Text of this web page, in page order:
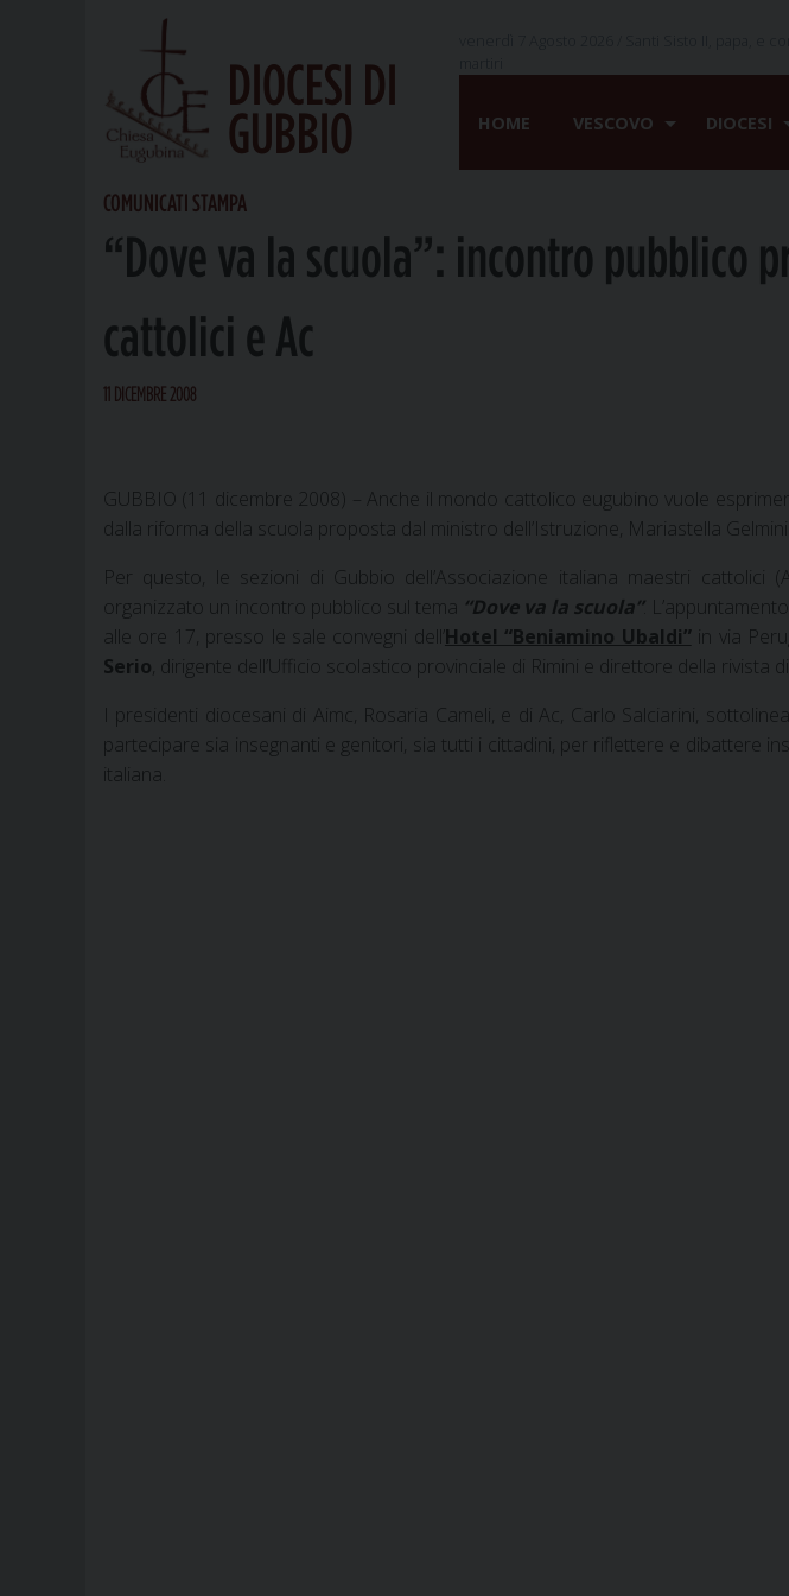
DIOCESI DI
GUBBIO
HOME VESCOVO DIOCESI
COMUNICATI STAMPA
“Dove va la scuola”: incontro pubblico
cattolici e Ac
11 DICEMBRE 2008
GUBBIO (11 dicembre 2008) – Anche il mondo cattolico eugubino vuole
dalla riforma della scuola proposta dal ministro dell’Istruzione, Mariastella Gelmini.
Per questo, le sezioni di Gubbio dell’Associazione italiana maestri cattolici
organizzato un incontro pubblico sul tema “Dove va la scuola”.
alle ore 17, presso le sale convegni dell’Hotel “Beniamino Ubaldi” in via
Serio , dirigente dell’Ufficio scolastico provinciale di Rimini e direttore della rivista
I presidenti diocesani di Aimc, Rosaria Cameli, e di Ac, Carlo Salciarini,
partecipare sia insegnanti e genitori, sia tutti i cittadini, per riflettere e dibattere
italiana.